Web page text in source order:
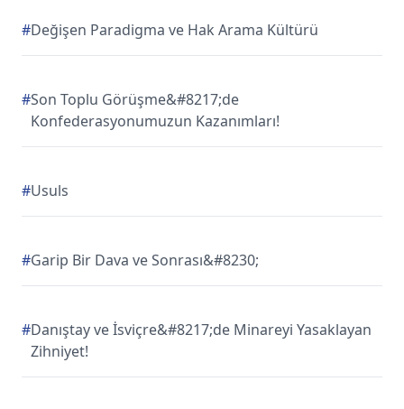
#Değişen Paradigma ve Hak Arama Kültürü
#Son Toplu Görüşme&#8217;de
Konfederasyonumuzun Kazanımları!
#Usuls
#Garip Bir Dava ve Sonrası&#8230;
#Danıştay ve İsviçre&#8217;de Minareyi Yasaklayan
Zihniyet!